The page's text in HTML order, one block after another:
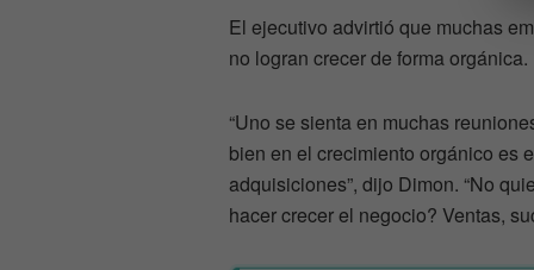
El ejecutivo advirtió que muchas
no logran crecer de forma orgánica.
“Uno se sienta en muchas
bien en el crecimiento orgánico es
adquisiciones”, dijo Dimon. “No
hacer crecer el negocio? Ventas,